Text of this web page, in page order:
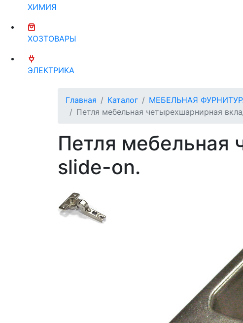
ХИМИЯ
ХОЗТОВАРЫ
ЭЛЕКТРИКА
Главная Каталог МЕБЕЛЬНАЯ
Петля мебельная четырехшарнирная
Петля мебельная
slide-on.